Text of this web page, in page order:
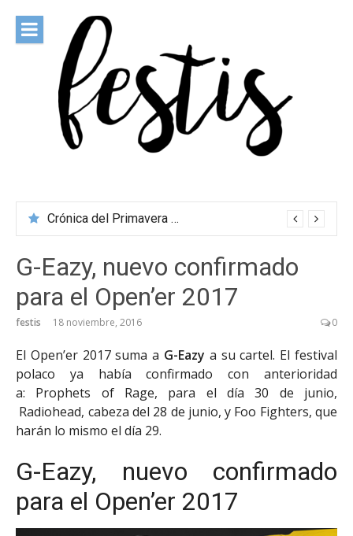
contenido
Crónica del Primavera Sound Porto 2026
G-Eazy, nuevo confirmado
para el Open’er 2017
festis 18 noviembre, 2016 0
El Open’er 2017 suma a G-Eazy a su cartel. El festival
polaco ya había confirmado con anterioridad
a: Prophets of Rage, para el día 30 de junio,
Radiohead, cabeza del 28 de junio, y Foo Fighters, que
harán lo mismo el día 29.
G-Eazy, nuevo confirmado
para el Open’er 2017